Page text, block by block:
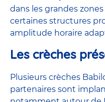
dans les grandes
certaines structures
amplitude horaire
Les crèches
Plusieurs crèches
partenaires sont